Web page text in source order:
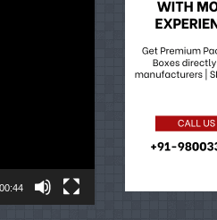
00:44